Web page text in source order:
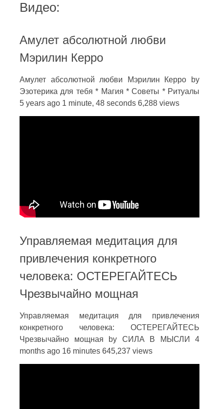
Видео:
Амулет абсолютной любви
Мэрилин Керро
Амулет абсолютной любви Мэрилин Керро by
Эзотерика для тебя * Магия * Советы * Ритуалы
5 years ago 1 minute, 48 seconds 6,288 views
Управляемая медитация для
привлечения конкретного
человека: ОСТЕРЕГАЙТЕСЬ
Чрезвычайно мощная
Управляемая медитация для привлечения
конкретного человека: ОСТЕРЕГАЙТЕСЬ
Чрезвычайно мощная by СИЛА В МЫСЛИ 4
months ago 16 minutes 645,237 views